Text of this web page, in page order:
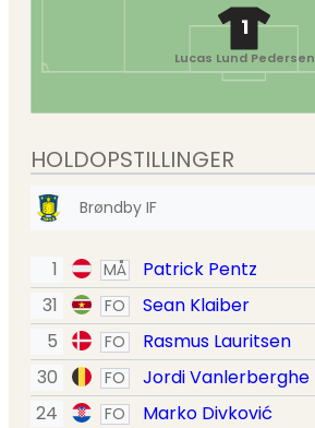
1
Lucas Lund Pedersen
HOLDOPSTILLINGER
Brøndby IF
1 MÅ Patrick Pentz
31 FO Sean Klaiber
5 FO Rasmus Lauritsen
30 FO Jordi Vanlerberghe
24 FO Marko Divković